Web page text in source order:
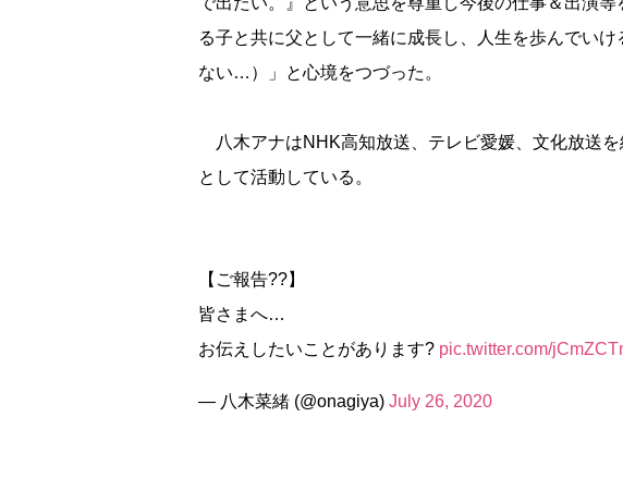
る子と共に父として一緒に成長し、人生を歩んでい
ない…）」と心境をつづった。
八木アナはNHK高知放送、テレビ愛媛、文化放送
として活動している。
【ご報告??】
皆さまへ…
お伝えしたいことがあります? pic.twitter.com/
— 八木菜緒 (@onagiya) July 26, 2020